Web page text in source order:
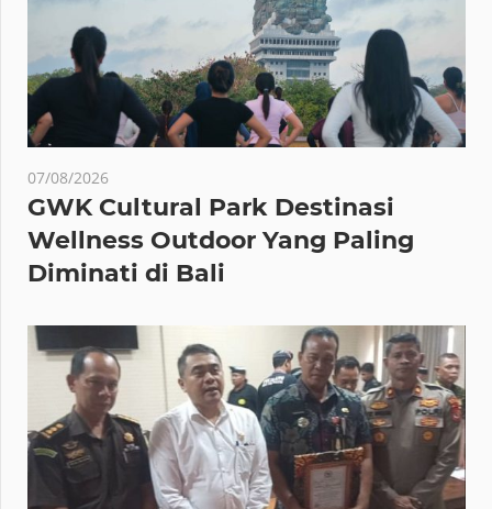
07/08/2026
GWK Cultural Park Destinasi
Wellness Outdoor Yang Paling
Diminati di Bali